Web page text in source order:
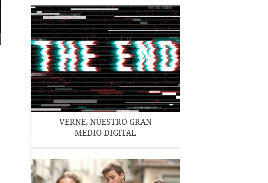
VERNE, NUESTRO GRAN
MEDIO DIGITAL